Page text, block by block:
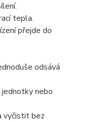
tepla.
přejde do
odsává
jednotky nebo
vyčistit bez